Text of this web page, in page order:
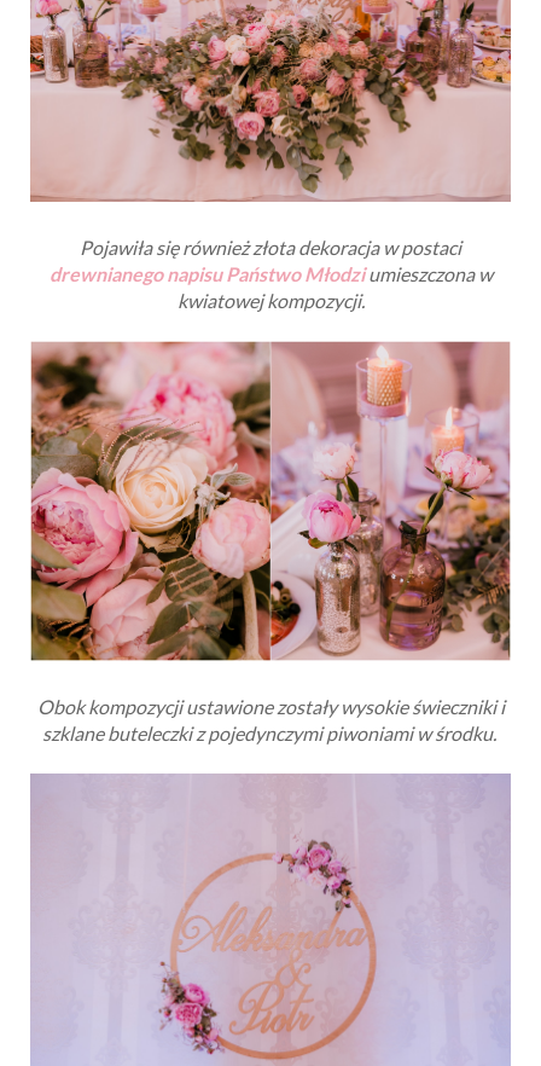
Pojawiła się również złota dekoracja w postaci
drewnianego napisu Państwo Młodziumieszczona w
kwiatowej kompozycji.
Obok kompozycji ustawione zostały wysokie świeczniki i
szklane buteleczki z pojedynczymi piwoniami w środku.